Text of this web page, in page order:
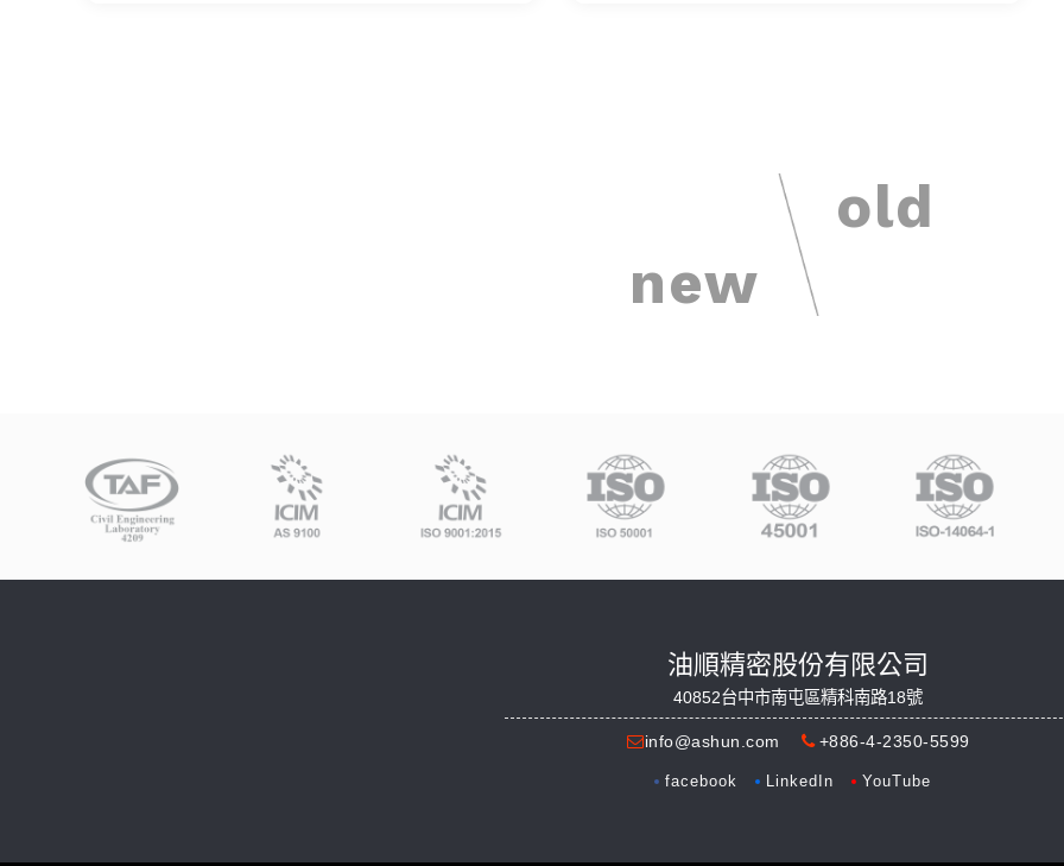
new
old
油順精密股份有限公司
40852台中市南屯區精科南路18號
info@ashun.com +886-4-2350-5599
facebook LinkedIn YouTube